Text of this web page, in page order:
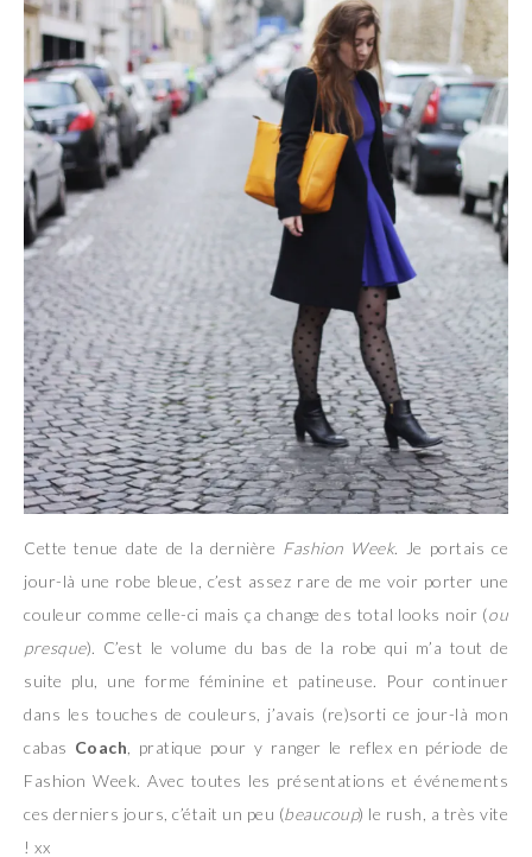
Cette tenue date de la dernière Fashion Week. Je portais ce
jour-là une robe bleue, c’est assez rare de me voir porter une
couleur comme celle-ci mais ça change des total looks noir (ou
presque). C’est le volume du bas de la robe qui m’a tout de
suite plu, une forme féminine et patineuse. Pour continuer
dans les touches de couleurs, j’avais (re)sorti ce jour-là mon
cabas Coach , pratique pour y ranger le reflex en période de
Fashion Week. Avec toutes les présentations et événements
ces derniers jours, c’était un peu (beaucoup) le rush, a très vite
! xx